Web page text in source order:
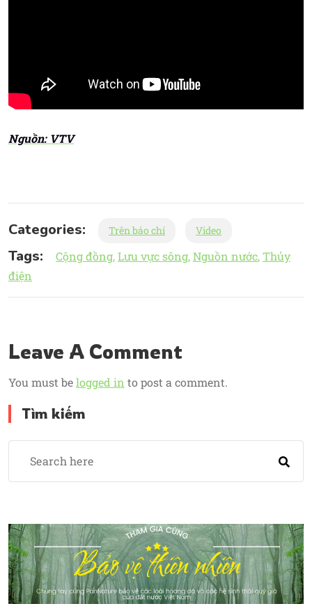
Nguồn: VTV
Categories: Trên báo chí Video
Tags: Cộng đồng Lưu vực sông Nguồn nước Thủy
điện
Leave A Comment
You must belogged in to post a comment.
Tìm kiếm